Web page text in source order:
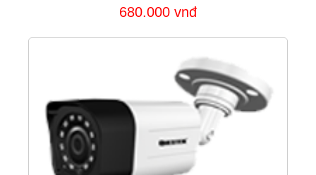
680.000 vnđ